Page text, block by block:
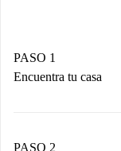
PASO 1
Encuentra tu casa
Tienes toda la
PASO 2